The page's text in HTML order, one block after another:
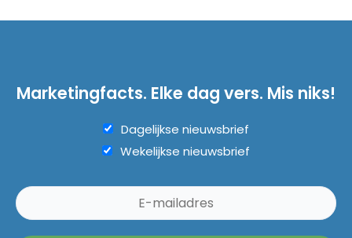
Marketingfacts. Elke dag vers. Mis niks!
Dagelijkse nieuwsbrief
Wekelijkse nieuwsbrief